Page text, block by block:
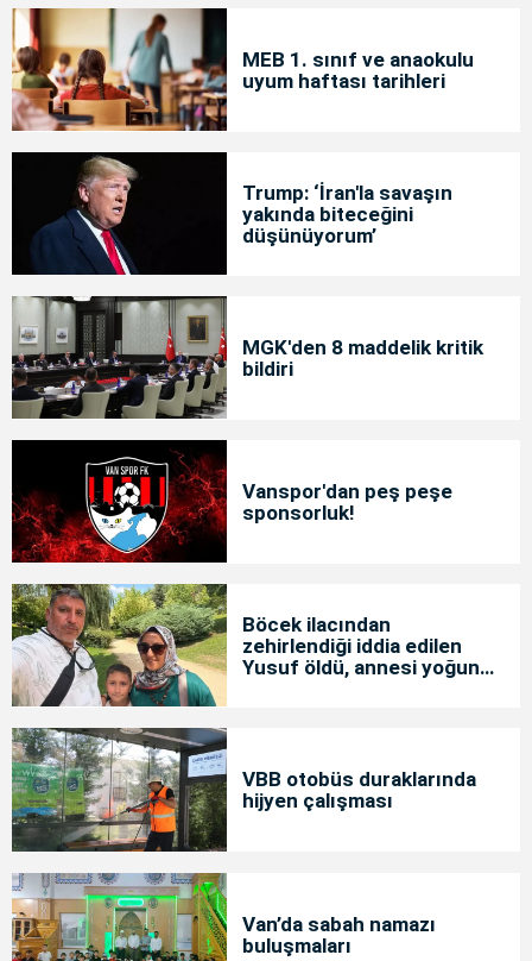
MEB 1. sınıf ve anaokulu
uyum haftası tarihleri
Trump: ‘İran'la savaşın
yakında biteceğini
düşünüyorum’
MGK'den 8 maddelik kritik
bildiri
Vanspor'dan peş peşe
sponsorluk!
Böcek ilacından
zehirlendiği iddia edilen
Yusuf öldü, annesi yoğun
VBB otobüs duraklarında
hijyen çalışması
Van’da sabah namazı
buluşmaları